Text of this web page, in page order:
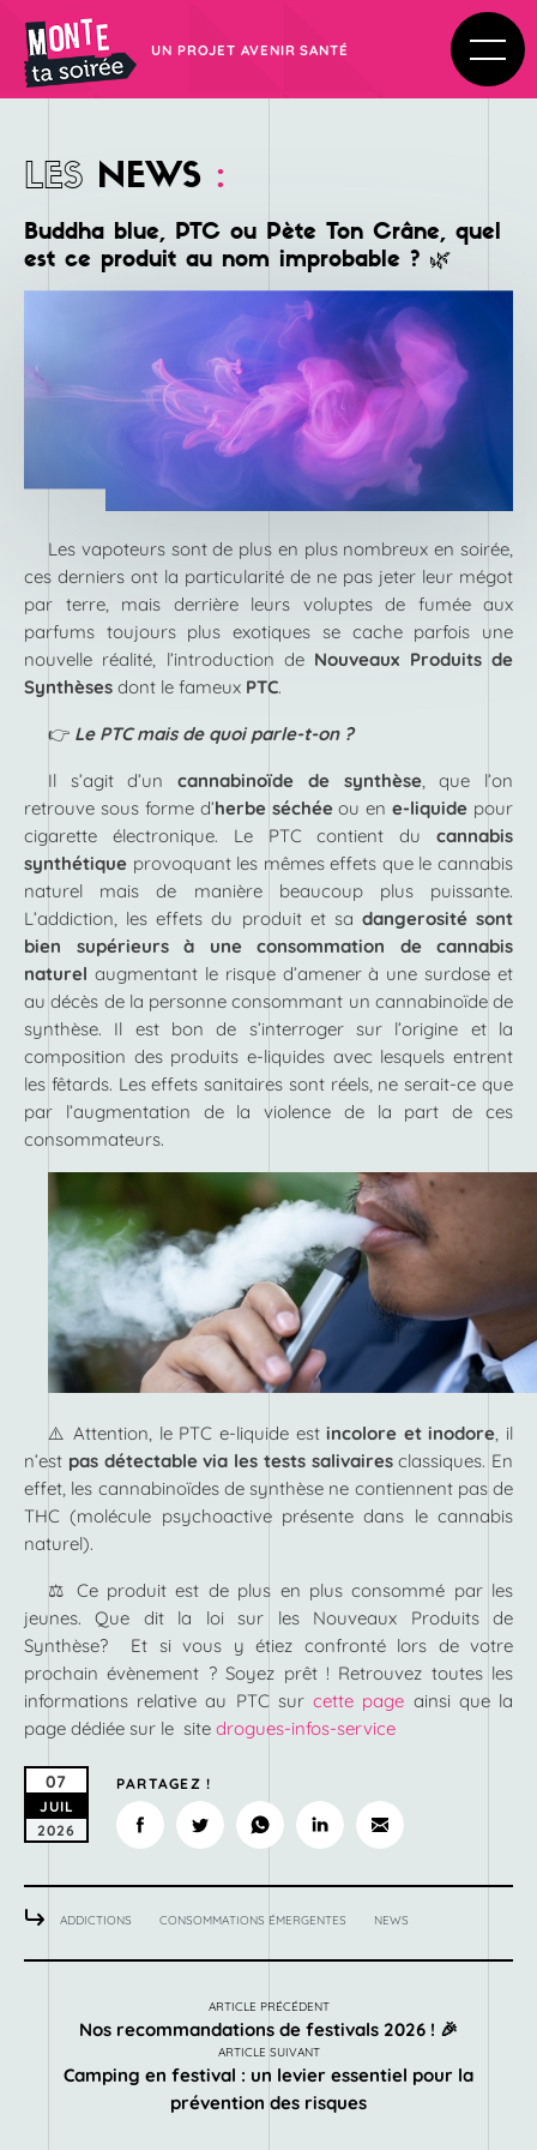
UN PROJET AVENIR SANTÉ
LES NEWS :
Buddha blue, PTC ou Pète Ton Crâne, quel
est ce produit au nom improbable ? 🌿
Les vapoteurs sont de plus en plus nombreux en soirée,
ces derniers ont la particularité de ne pas jeter leur mégot
par terre, mais derrière leurs voluptes de fumée aux
parfums toujours plus exotiques se cache parfois une
nouvelle réalité, l’introduction de Nouveaux Produits de
Synthèses dont le fameux PTC.
👉 Le PTC mais de quoi parle-t-on ?
Il s’agit d’uncannabinoïde de synthèse, que l’on
retrouve sous forme d’herbe séchéeou ene-liquide pour
cigarette électronique. Le PTC contient du cannabis
synthétique provoquant les mêmes effets que le cannabis
naturel mais de manière beaucoup plus puissante.
L’addiction, les effets du produit et sa dangerosité sont
bien supérieurs à une consommation de cannabis
naturel augmentant le risque d’amener à une surdose et
au décès de la personne consommant un cannabinoïde de
synthèse. Il est bon de s’interroger sur l’origine et la
composition des produits e-liquides avec lesquels entrent
les fêtards. Les effets sanitaires sont réels, ne serait-ce que
par l’augmentation de la violence de la part de ces
consommateurs.
⚠️ Attention, le PTC e-liquide estincolore et inodore, il
n’est pas détectable via les tests salivairesclassiques. En
effet, les cannabinoïdes de synthèse ne contiennent pas de
THC (molécule psychoactive présente dans le cannabis
naturel).
⚖️ Ce produit est de plus en plus consommé par les
jeunes. Que dit la loi sur les Nouveaux Produits de
Synthèse? Et si vous y étiez confronté lors de votre
prochain évènement ? Soyez prêt ! Retrouvez toutes les
informations relative au PTC surcette page ainsi que la
page dédiée sur le site drogues-infos-service
07
JUIL
2026
PARTAGEZ !
ADDICTIONS CONSOMMATIONS ÉMERGENTES NEWS
ARTICLE PRÉCÉDENT
Nos recommandations de festivals 2026 ! 🎉
ARTICLE SUIVANT
Camping en festival : un levier essentiel pour la
prévention des risques